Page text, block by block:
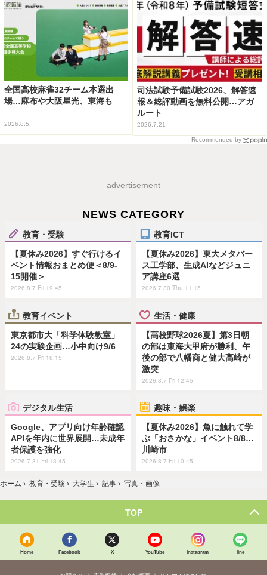
全国高校麻雀32チーム本選出
場…麻布や大阪星光、東海も
2026.8.5
司法試験予備試験2026、解答速
報＆総評動画を無料公開…アガ
ルート
2026.7.21
Recommended by
advertisement
NEWS CATEGORY
教育・受験
【夏休み2026】すぐ行けるイ
ベント情報おまとめ便＜8/9-
15開催＞
2026.8.7 Fri 19:45
教育ICT
【夏休み2026】東大メタバー
ス工学部、生成AIなどジュニ
ア講座6選
2026.7.30 Thu 11:15
教育イベント
東京都市大「科学体験教室」
24の実験企画…小中向け9/6
2026.8.7 Fri 18:15
生活・健康
【高校野球2026夏】第3日朝
の部は東海大甲府が勝利、午
後の部で八幡商と健大高崎が
激突
2026.8.7 Fri 12:45
デジタル生活
Google、アプリ向け年齢確認
APIを年内に世界展開…未成年
者保護を強化
2026.7.31 Fri 13:45
趣味・娯楽
【夏休み2026】魚に触れて学
ぶ「おさかな」イベント8/8…
川崎市
2026.8.7 Fri 10:45
ホーム › 教育・受験 › 大学生 › 記事 › 写真・画像
TOP
Home Facebook X YouTube Instagram line